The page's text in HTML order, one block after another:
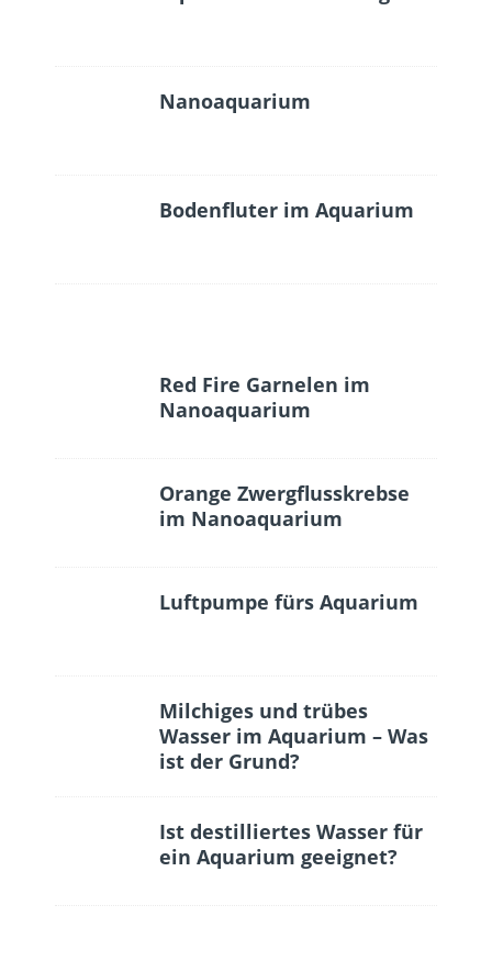
Nanoaquarium
Bodenfluter im Aquarium
Red Fire Garnelen im
Nanoaquarium
Orange Zwergflusskrebse
im Nanoaquarium
Luftpumpe fürs Aquarium
Milchiges und trübes
Wasser im Aquarium – Was
ist der Grund?
Ist destilliertes Wasser für
ein Aquarium geeignet?